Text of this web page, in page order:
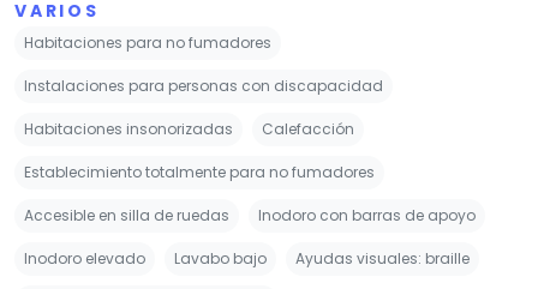
VARIOS
Habitaciones para no fumadores
Instalaciones para personas con discapacidad
Habitaciones insonorizadas Calefacción
Establecimiento totalmente para no fumadores
Accesible en silla de ruedas Inodoro con barras de apoyo
Inodoro elevado Lavabo bajo Ayudas visuales: braille